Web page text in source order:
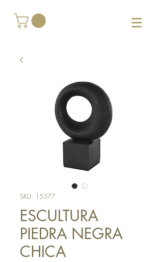
SKU: 15377
ESCULTURA
PIEDRA NEGRA
CHICA